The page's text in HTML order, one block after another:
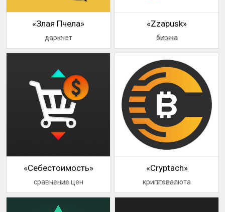
«Злая Пчела»
даркнет
логотип
«Zzapusk»
биржа
логотип
«Себестоимость»
сравнение цен
логотип
«Cryptach»
криптовалюта
логотип